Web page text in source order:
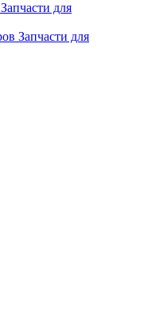
Запчасти для
Запчасти для